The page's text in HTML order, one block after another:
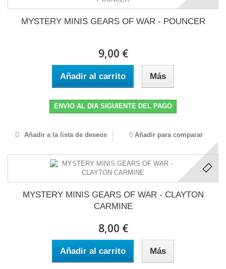
MYSTERY MINIS GEARS OF WAR - POUNCER
9,00 €
Añadir al carrito Más
ENVIO AL DIA SIGUIENTE DEL PAGO
Añadir a la lista de deseos Añadir para comparar
MYSTERY MINIS GEARS OF WAR - CLAYTON
CARMINE
8,00 €
Añadir al carrito Más